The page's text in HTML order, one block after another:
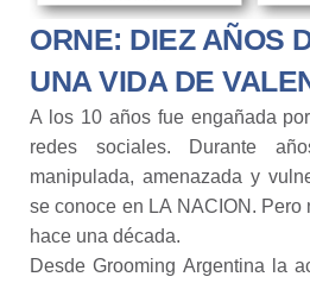
ORNE: DIEZ AÑOS
UNA VIDA DE
A los 10 años fue engañada
redes sociales. Durante
manipulada, amenazada y
se conoce en LA NACION. Pero
hace una década.
Desde Grooming Argentina la